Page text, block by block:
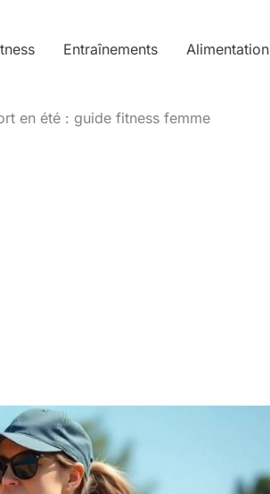
Entraînements Alimentation
en été : guide fitness femme